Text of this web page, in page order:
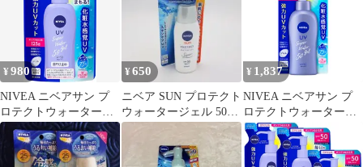
¥980
NIVEA ニベアサン プ
ロテクトウォータージ
ェル SPF50/PA+++ つめ
かえ用 125g
¥650
ニベア SUN プロテクト
ウォータージェル 50a
80g 日焼け止め
¥ 1,837
NIVEA ニベアサン プ
ロテクトウォータージ
ェル SPF50/PA+++ ポン
プ 140g